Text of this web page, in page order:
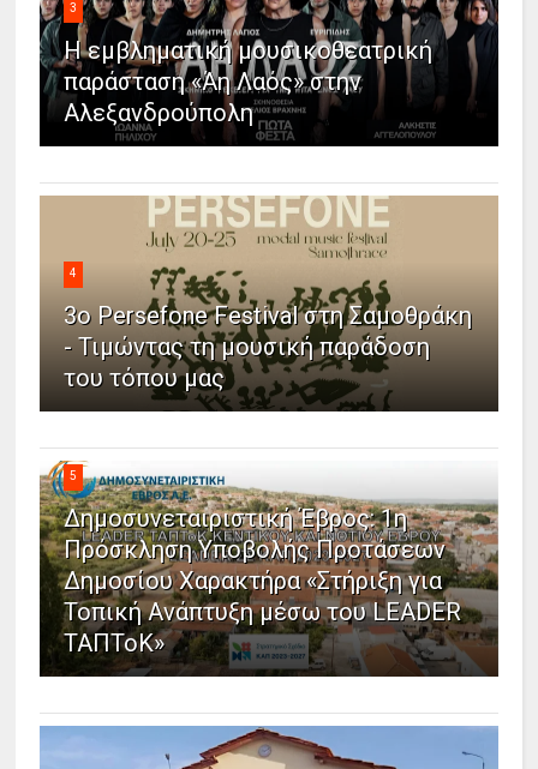
3
Η εμβληματική μουσικοθεατρική
παράσταση «Άη Λαός» στην
Αλεξανδρούπολη
4
3ο Persefone Festival στη Σαμοθράκη
- Τιμώντας τη μουσική παράδοση
του τόπου μας
5
Δημοσυνεταιριστική Έβρος: 1η
Πρόσκληση Υποβολής Προτάσεων
Δημοσίου Χαρακτήρα «Στήριξη για
Τοπική Ανάπτυξη μέσω του LEADER
ΤΑΠΤοΚ»